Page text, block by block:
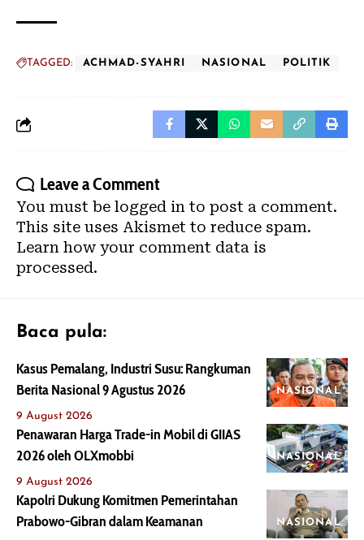
TAGGED: ACHMAD-SYAHRI NASIONAL POLITIK
Leave a Comment
You must be logged in to post a comment.
This site uses Akismet to reduce spam.
Learn how your comment data is
processed.
Baca pula:
NASIONAL
Kasus Pemalang, Industri Susu: Rangkuman
Berita Nasional 9 Agustus 2026
9 August 2026
NASIONAL
Penawaran Harga Trade-in Mobil di GIIAS
2026 oleh OLXmobbi
9 August 2026
NASIONAL
Kapolri Dukung Komitmen Pemerintahan
Prabowo-Gibran dalam Keamanan